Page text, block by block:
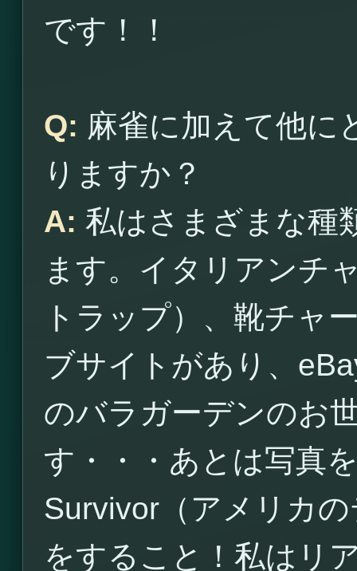
です！！
Q: 麻雀に加えて他に
りますか？
A: 私はさまざまな種
ます。イタリアンチ
トラップ）、靴チャ
ブサイトがあり、
のバラガーデンのお
す・・・あとは写真
Survivor（アメリカ
をすること！私はリ